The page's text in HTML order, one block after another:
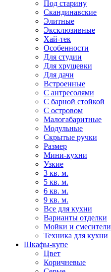
Под старину
Скандинавские
Элитные
Эксклюзивные
Хай-тек
Особенности
Для студии
Для хрущевки
Для дачи
Встроенные
С антресолями
С барной стойкой
С островом
Малогабаритные
Модульные
Скрытые ручки
Размер
Мини-кухни
Узкие
3 кв. м.
5 кв. м.
6 кв. м.
9 кв. м.
Все для кухни
Варианты отделки
Мойки и смесители
Техника для кухни
Шкафы-купе
Цвет
Коричневые